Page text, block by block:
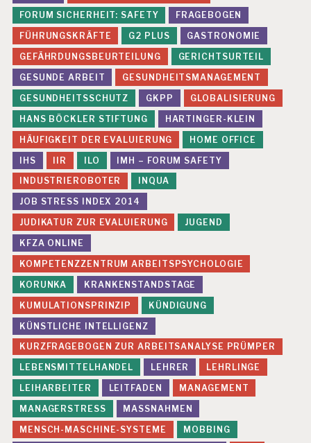
FORUM SICHERHEIT: SAFETY
FRAGEBOGEN
FÜHRUNGSKRÄFTE
G2 PLUS
GASTRONOMIE
GEFÄHRDUNGSBEURTEILUNG
GERICHTSURTEIL
GESUNDE ARBEIT
GESUNDHEITSMANAGEMENT
GESUNDHEITSSCHUTZ
GKPP
GLOBALISIERUNG
HANS BÖCKLER STIFTUNG
HARTINGER-KLEIN
HÄUFIGKEIT DER EVALUIERUNG
HOME OFFICE
IHS
IIR ILO
IMH – FORUM SAFETY
INDUSTRIEROBOTER
INQUA
JOB STRESS INDEX 2014
JUDIKATUR ZUR EVALUIERUNG
JUGEND
KFZA ONLINE
KOMPETENZZENTRUM ARBEITSPSYCHOLOGIE
KORUNKA
KRANKENSTANDSTAGE
KUMULATIONSPRINZIP
KÜNDIGUNG
KÜNSTLICHE INTELLIGENZ
KURZFRAGEBOGEN ZUR ARBEITSANALYSE PRÜMPER
LEBENSMITTELHANDEL
LEHRER
LEHRLINGE
LEIHARBEITER
LEITFADEN
MANAGEMENT
MANAGERSTRESS
MASSNAHMEN
MENSCH-MASCHINE-SYSTEME
MOBBING